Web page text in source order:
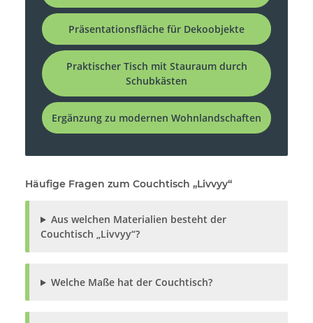
Präsentationsfläche für Dekoobjekte
Praktischer Tisch mit Stauraum durch
Schubkästen
Ergänzung zu modernen Wohnlandschaften
Häufige Fragen zum Couchtisch „Livvyy“
Aus welchen Materialien besteht der
Couchtisch „Livvyy“?
Welche Maße hat der Couchtisch?